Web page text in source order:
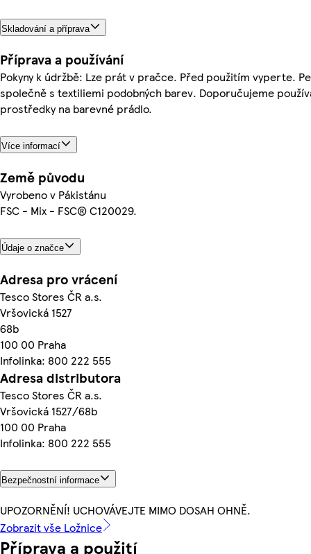
Skladování a příprava
Příprava a používání
Pokyny k údržbě: Lze prát v pračce. Před použitím vyperte.
společně s textiliemi podobných barev. Doporučujeme
prostředky na barevné prádlo.
Více informací
Země původu
Vyrobeno v Pákistánu
FSC - Mix - FSC® C120029.
Údaje o značce
Adresa pro vrácení
Tesco Stores ČR a.s.
Vršovická 1527
68b
100 00 Praha
Infolinka: 800 222 555
Adresa distributora
Tesco Stores ČR a.s.
Vršovická 1527/68b
100 00 Praha
Infolinka: 800 222 555
Bezpečnostní informace
UPOZORNĚNÍ! UCHOVÁVEJTE MIMO DOSAH OHNĚ.
Zobrazit vše Ložnice
Příprava a použití